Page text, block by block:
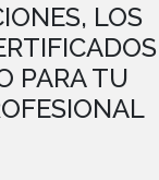
LOS
PARA TU